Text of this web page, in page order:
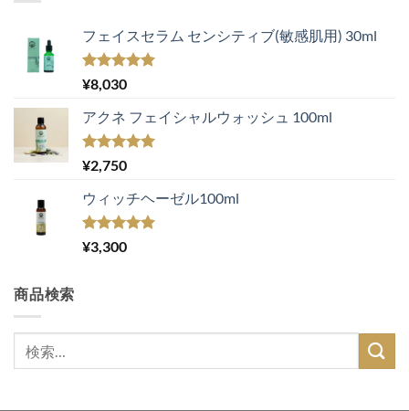
フェイスセラム センシティブ(敏感肌用) 30ml
5段階中
5.00
¥8,030
アクネ フェイシャルウォッシュ 100ml
5段階中
5.00
¥2,750
ウィッチヘーゼル100ml
5段階中
5.00
¥3,300
商品検索